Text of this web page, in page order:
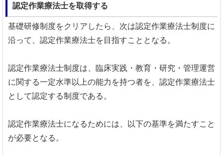
認定作業療法士を取得する
基礎研修制度をクリアしたら、次は認定作業療法士制度に
沿って、認定作業療法士を目指すこととなる。
認定作業療法士制度は、臨床実践・教育・研究・管理運営
に関する一定水準以上の能力を持つ者を、認定作業療法士
として認定する制度である。
認定作業療法士になるためには、以下の基準を満たすこと
が必要となる。